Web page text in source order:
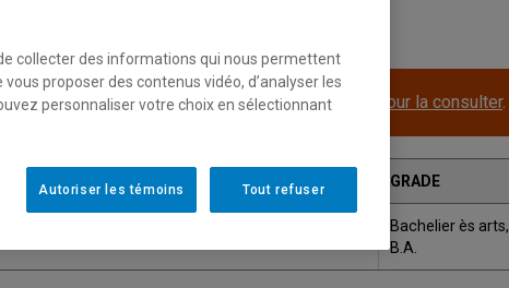
de ce programme est disponible.Cliquez ici pour la consulter.
GRADE
Bachelier ès arts,
B.A.
collecter des informations qui nous permettent
proposer des contenus vidéo, d’analyser les
personnaliser votre choix en sélectionnant
Tout refuser
Autoriser les témoins